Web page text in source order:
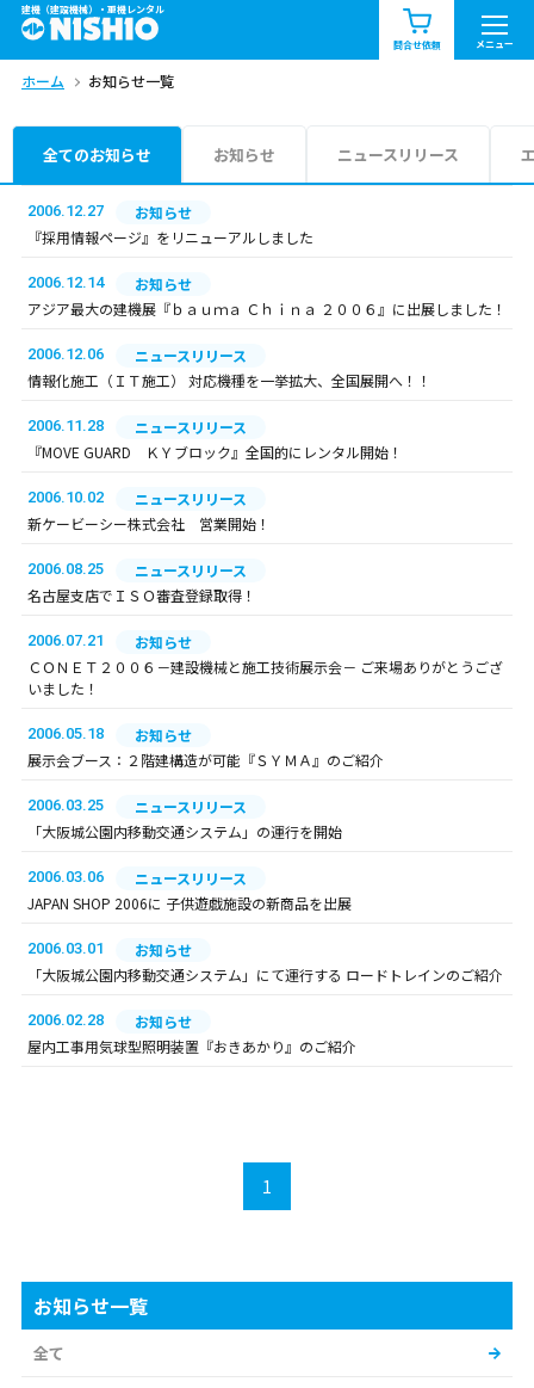
建機（建設機械）・重機レンタル
問合せ依頼 メニュー
商品一覧 お知らせ一覧
問合せ依頼リスト
エリア情報を見る
ホーム お知らせ一覧
全てのお知らせ お知らせ ニュースリリース
2006.12.27
お知らせ
『採用情報ページ』をリニューアルしました
2006.12.14
お知らせ
アジア最大の建機展『ｂａｕｍａ Ｃｈｉｎａ ２００６』に出展しました！
2006.12.06
ニュースリリース
情報化施工（ＩＴ施工） 対応機種を一挙拡大、全国展開へ！！
2006.11.28
ニュースリリース
『MOVE GUARD ＫＹブロック』全国的にレンタル開始！
2006.10.02
ニュースリリース
新ケービーシー株式会社 営業開始！
2006.08.25
ニュースリリース
名古屋支店でＩＳＯ審査登録取得！
2006.07.21
お知らせ
ＣＯＮＥＴ２００６－建設機械と施工技術展示会－ ご来場ありがとうござ
いました！
2006.05.18
お知らせ
展示会ブース：２階建構造が可能『ＳＹＭＡ』のご紹介
2006.03.25
ニュースリリース
「大阪城公園内移動交通システム」の運行を開始
2006.03.06
ニュースリリース
JAPAN SHOP 2006に 子供遊戯施設の新商品を出展
2006.03.01
お知らせ
「大阪城公園内移動交通システム」にて運行する ロードトレインのご紹介
2006.02.28
お知らせ
屋内工事用気球型照明装置『おきあかり』のご紹介
1
お知らせ一覧
全て